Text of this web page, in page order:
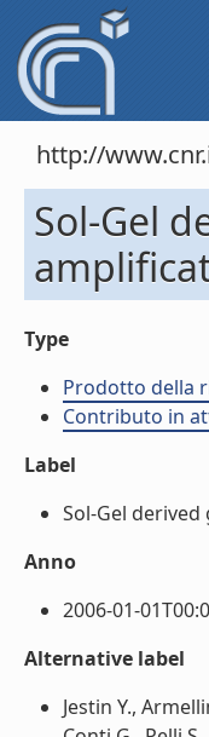
http://
Sol-Gel
Type
Prodotto della
Contributo in
Label
Sol-Gel
Anno
2006-01-
Alternative label
Jestin Y.,